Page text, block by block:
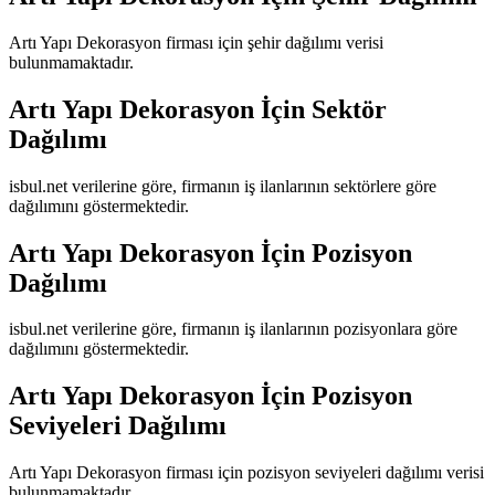
Artı Yapı Dekorasyon firması için şehir dağılımı verisi
bulunmamaktadır.
Artı Yapı Dekorasyon İçin Sektör
Dağılımı
isbul.net verilerine göre, firmanın iş ilanlarının sektörlere göre
dağılımını göstermektedir.
Artı Yapı Dekorasyon İçin Pozisyon
Dağılımı
isbul.net verilerine göre, firmanın iş ilanlarının pozisyonlara göre
dağılımını göstermektedir.
Artı Yapı Dekorasyon İçin Pozisyon
Seviyeleri Dağılımı
Artı Yapı Dekorasyon firması için pozisyon seviyeleri dağılımı verisi